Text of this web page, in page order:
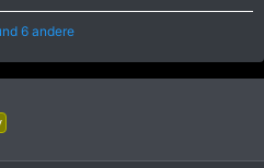
6 andere